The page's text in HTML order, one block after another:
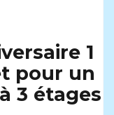
1
pour un
3 étages